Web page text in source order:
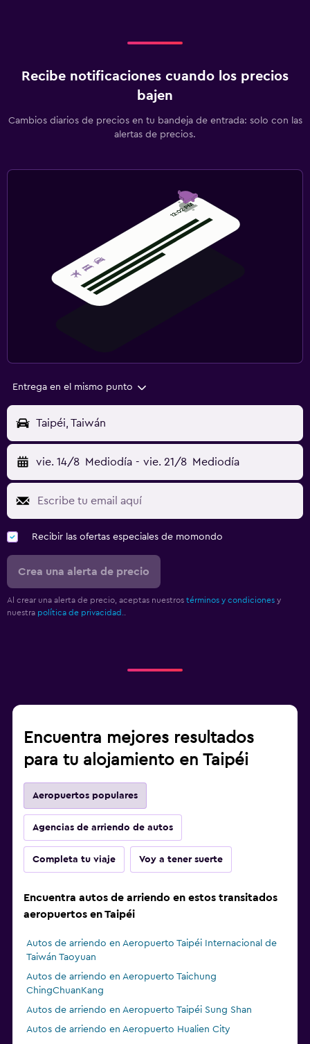
Recibe notificaciones cuando los precios
bajen
Cambios diarios de precios en tu bandeja de entrada: solo con las
alertas de precios.
Entrega en el mismo punto
Taipéi, Taiwán
vie. 14/8 Mediodía - vie. 21/8 Mediodía
Recibir las ofertas especiales de momondo
Crea una alerta de precio
Al crear una alerta de precio, aceptas nuestros términos y condiciones y
nuestra política de privacidad..
Encuentra mejores resultados
para tu alojamiento en Taipéi
Aeropuertos populares
Agencias de arriendo de autos
Completa tu viaje Voy a tener suerte
Encuentra autos de arriendo en estos transitados
aeropuertos en Taipéi
Autos de arriendo en Aeropuerto Taipéi Internacional de
Taiwán Taoyuan
Autos de arriendo en Aeropuerto Taichung
ChingChuanKang
Autos de arriendo en Aeropuerto Taipéi Sung Shan
Autos de arriendo en Aeropuerto Hualien City